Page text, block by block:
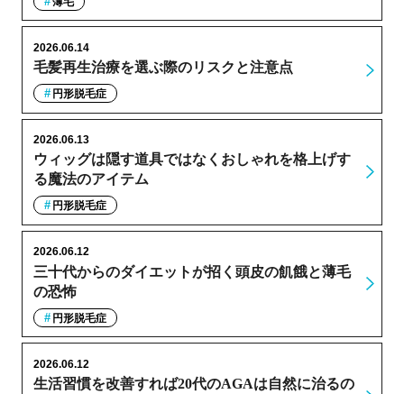
毛髪再生治療を選ぶ際のリスクと注意点
2026.06.14
円形脱毛症
ウィッグは隠す道具ではなくおしゃれを格上げす
る魔法のアイテム
2026.06.13
円形脱毛症
三十代からのダイエットが招く頭皮の飢餓と薄毛
の恐怖
2026.06.12
円形脱毛症
生活習慣を改善すれば20代のAGAは自然に治るの
2026.06.12